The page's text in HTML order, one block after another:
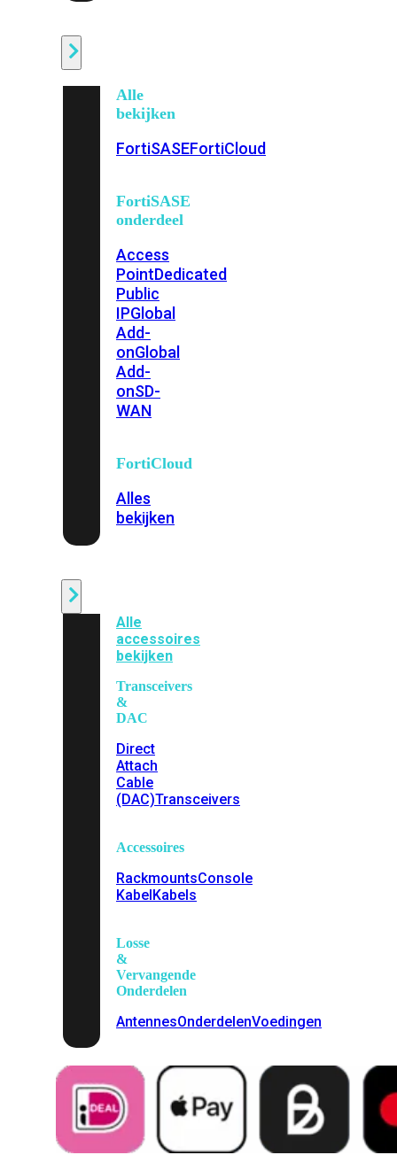
Alle
bekijken
FortiSASEFortiCloud
FortiSASE
onderdeel
Access
PointDedicated
Public
IPGlobal
Add-
onGlobal
Add-
onSD-
WAN
FortiCloud
Alles
bekijken
Alle
accessoires
bekijken
Transceivers
&
DAC
Direct
Attach
Cable
(DAC)Transceivers
Accessoires
RackmountsConsole
KabelKabels
Losse
&
Vervangende
Onderdelen
AntennesOnderdelenVoedingen